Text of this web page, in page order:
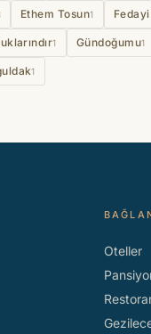
Ethem Tosun1
1 Gündoğumu1
1
Oteller